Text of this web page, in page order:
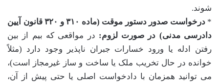
شوند.
*
درخواست صدور دستور موقت (ماده ۳۱۰ و ۳۲۰ قانون آیین
دادرسی مدنی) در صورت لزوم: در مواقعی که بیم از بین
رفتن ادله یا ورود خسارات جبران ناپذیر وجود دارد (مثلاً
خوانده در حال تخریب ملک یا ساخت و ساز غیرمجاز است)،
می توانید همزمان با دادخواست اصلی یا حتی پیش از آن،